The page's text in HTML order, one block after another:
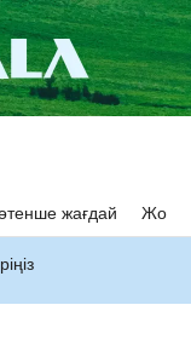
жағдай Жол